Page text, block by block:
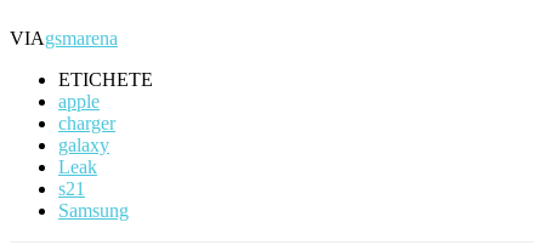
VIAgsmarena
ETICHETE
apple
charger
galaxy
Leak
s21
Samsung